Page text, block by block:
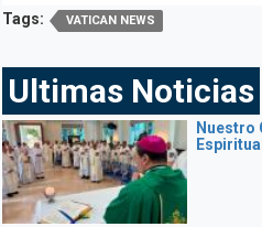
Tags: VATICAN NEWS
Ultimas Noticias
Nuestro